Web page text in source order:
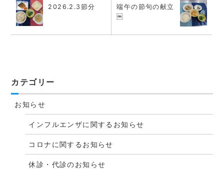
2026.2.3節分
端午の節句の献立
￼
カテゴリー
お知らせ
インフルエンザに関するお知らせ
コロナに関するお知らせ
休診・代診のお知らせ